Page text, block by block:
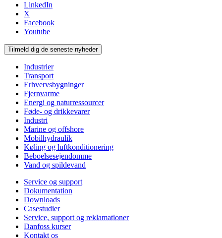
LinkedIn
X
Facebook
Youtube
Tilmeld dig de seneste nyheder
Industrier
Transport
Erhvervsbygninger
Fjernvarme
Energi og naturressourcer
Føde- og drikkevarer
Industri
Marine og offshore
Mobilhydraulik
Køling og luftkonditionering
Beboelsesejendomme
Vand og spildevand
Service og support
Dokumentation
Downloads
Casestudier
Service, support og reklamationer
Danfoss kurser
Kontakt os